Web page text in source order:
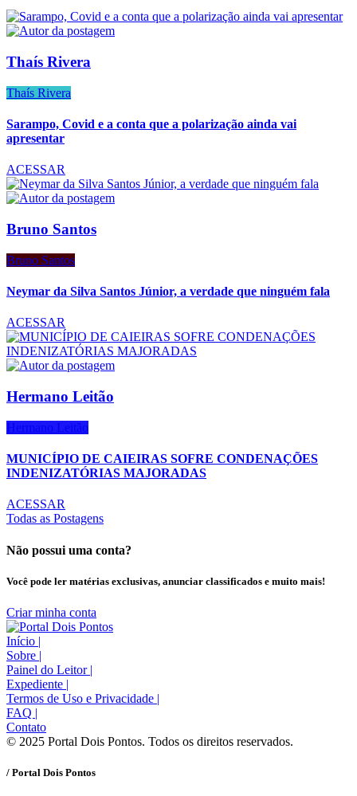
Thaís Rivera
Thaís Rivera
Sarampo, Covid e a conta que a polarização ainda vai
apresentar
ACESSAR
Bruno Santos
Bruno Santos
Neymar da Silva Santos Júnior, a verdade que ninguém fala
ACESSAR
Hermano Leitão
Hermano Leitão
MUNICÍPIO DE CAIEIRAS SOFRE CONDENAÇÕES
INDENIZATÓRIAS MAJORADAS
ACESSAR
Todas as Postagens
Não possui uma conta?
Você pode ler matérias exclusivas, anunciar classificados e muito mais!
Criar minha conta
Início |
Sobre |
Painel do Leitor |
Expediente |
Termos de Uso e Privacidade |
FAQ |
Contato
© 2025 Portal Dois Pontos. Todos os direitos reservados.
/ Portal Dois Pontos